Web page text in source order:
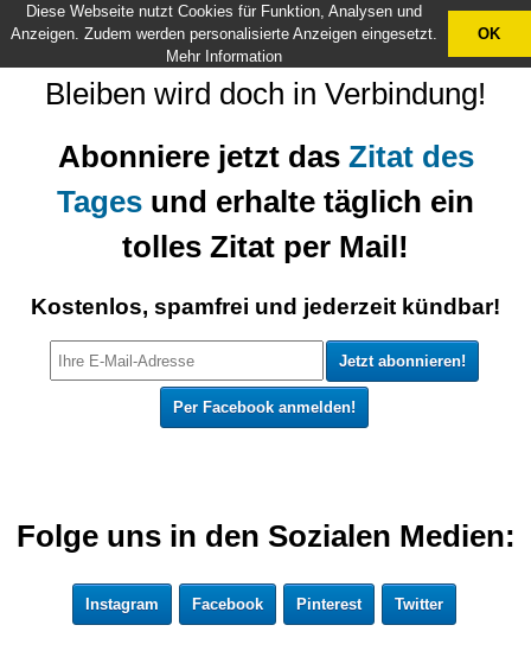
Bleiben wird doch in Verbindung!
Abonniere jetzt das Zitat des
Tages und erhalte täglich ein
tolles Zitat per Mail!
Kostenlos, spamfrei und jederzeit kündbar!
Per Facebook anmelden!
Folge uns in den Sozialen Medien:
Instagram Facebook Pinterest Twitter
X
Diese Webseite nutzt Cookies für Funktion, Analysen und
Anzeigen. Zudem werden personalisierte Anzeigen eingesetzt.
Mehr Information
OK